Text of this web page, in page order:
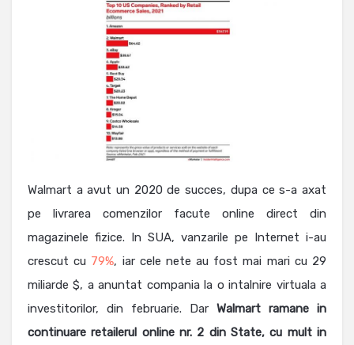
Walmart a avut un 2020 de succes, dupa ce s-a axat
pe livrarea comenzilor facute online direct din
magazinele fizice. In SUA, vanzarile pe Internet i-au
crescut cu 79%, iar cele nete au fost mai mari cu 29
miliarde $, a anuntat compania la o intalnire virtuala a
investitorilor, din februarie. Dar Walmart ramane in
continuare retailerul online nr. 2 din State, cu mult in